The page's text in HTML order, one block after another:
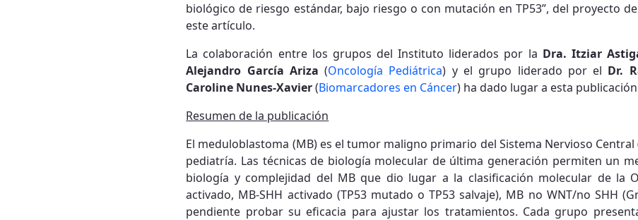
biológico de riesgo estándar, bajo riesgo o con mutación en TP53”, del proyecto
este artículo.
La colaboración entre los grupos del Instituto liderados por la Dra. Itziar
Alejandro García Ariza(Oncología Pediátrica) y el grupo liderado por el Dr.
Caroline Nunes-Xavier(Biomarcadores en Cáncer) ha dado lugar a esta
Resumen de la publicación
El meduloblastoma (MB) es el tumor maligno primario del Sistema Nervioso Central
pediatría. Las técnicas de biología molecular de última generación permiten un
biología y complejidad del MB que dio lugar a la clasificación molecular de la
activado, MB-SHH activado (TP53 mutado o TP53 salvaje), MB no WNT/no SHH
pendiente probar su eficacia para ajustar los tratamientos. Cada grupo